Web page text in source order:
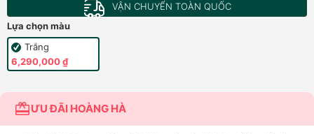
VẬN CHUYỂN TOÀN QUỐC
Lựa chọn màu
Trắng
6,290,000 ₫
ƯU ĐÃI HOÀNG HÀ